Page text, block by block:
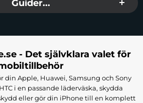
Guider...
- Det självklara valet för
din Apple, Huawei, Samsung och Sony
i en passande läderväska, skydda
eller gör din iPhone till en komplett